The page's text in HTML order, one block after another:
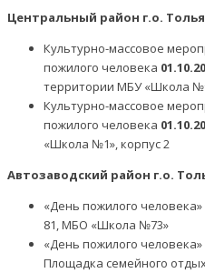
Центральный район г.о.
Культурно-массовое
пожилого человека
территории МБУ «Школа
Культурно-массовое
пожилого человека
«Школа №1», корпус 2
Автозаводский район г.о.
«День пожилого человека»
81, МБО «Школа №73»
«День пожилого человека»
Площадка семейного